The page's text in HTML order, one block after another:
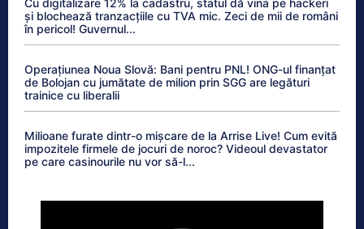
și blochează tranzacțiile cu TVA mic. Zeci de mii de români
în pericol! Guvernul...
Operațiunea Noua Slovă: Bani pentru PNL! ONG-ul finanțat
de Bolojan cu jumătate de milion prin SGG are legături
trainice cu liberalii
Milioane furate dintr-o mișcare de la Arrise Live! Cum evită
impozitele firmele de jocuri de noroc? Videoul devastator
pe care casinourile nu vor să-l...